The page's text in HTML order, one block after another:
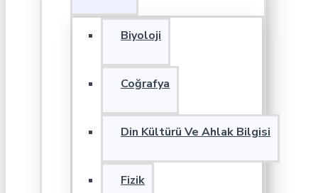
Biyoloji
Coğrafya
Din Kültürü Ve Ahlak Bilgisi
Fizik